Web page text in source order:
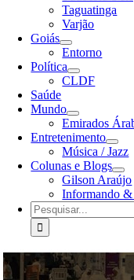
Taguatinga
Varjão
Goiás
Entorno
Política
CLDF
Saúde
Mundo
Emirados
Entretenimento
Música / Jazz
Colunas e Blogs
Gilson Araújo
Informando
Buscar
resultados
para: